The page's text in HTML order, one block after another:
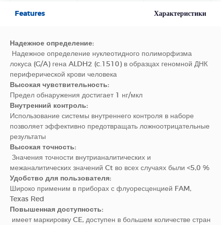
Features Характеристики
Надежное определение:
Надежное определение нуклеотидного полиморфизма
локуса (G/A) гена ALDH2 (c.1510) в образцах геномной ДНК
периферической крови человека
Высокая чувствительность:
Предел обнаружения достигает 1 нг/мкл
Внутренний контроль:
Использование системы внутреннего контроля в наборе
позволяет эффективно предотвращать ложноотрицательные
результаты
Высокая точность:
Значения точности внутрианалитических и
межаналитических значений Ct во всех случаях были <5,0 %
Удобство для пользователя:
Широко применим в приборах с флуоресценцией FAM,
Texas Red
Повышенная доступность:
имеет маркировку CE, доступен в большем количестве стран